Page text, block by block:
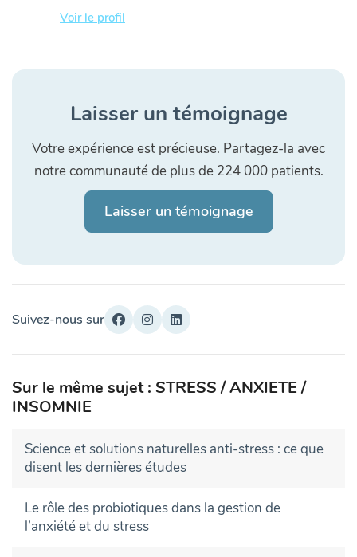
Voir le profil
Laisser un témoignage
Votre expérience est précieuse. Partagez-la avec
notre communauté de plus de 224 000 patients.
Laisser un témoignage
Suivez-nous sur
Sur le même sujet : STRESS / ANXIETE /
INSOMNIE
Science et solutions naturelles anti-stress : ce que
disent les dernières études
Le rôle des probiotiques dans la gestion de
l’anxiété et du stress